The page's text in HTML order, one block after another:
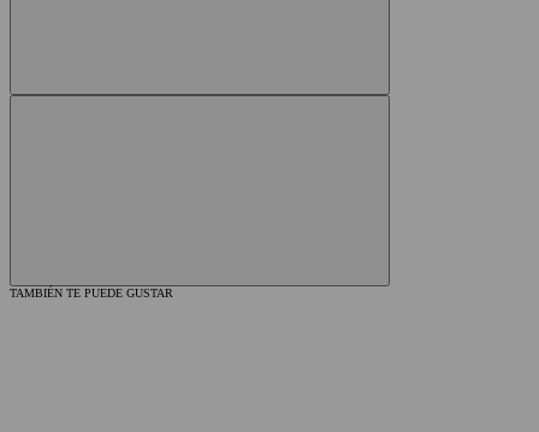
TAMBIÉN TE PUEDE GUSTAR